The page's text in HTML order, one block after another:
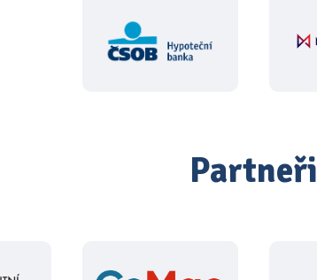
Partneři